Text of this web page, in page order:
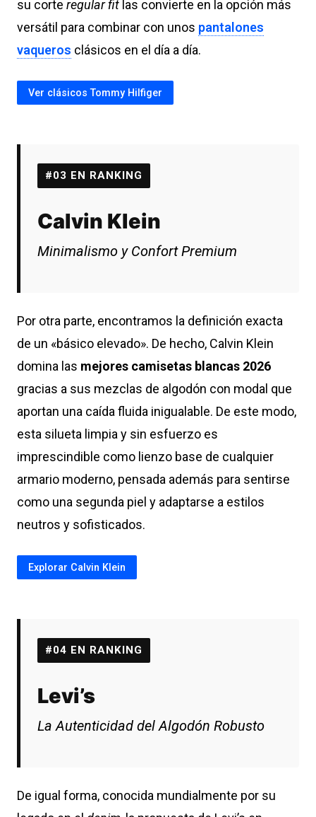
su corte regular fit las convierte en la opción más
versátil para combinar con unos pantalones
vaqueros clásicos en el día a día.
Ver clásicos Tommy Hilfiger
#03 EN RANKING
Calvin Klein
Minimalismo y Confort Premium
Por otra parte, encontramos la definición exacta
de un «básico elevado». De hecho, Calvin Klein
domina las mejores camisetas blancas 2026
gracias a sus mezclas de algodón con modal que
aportan una caída fluida inigualable. De este modo,
esta silueta limpia y sin esfuerzo es
imprescindible como lienzo base de cualquier
armario moderno, pensada además para sentirse
como una segunda piel y adaptarse a estilos
neutros y sofisticados.
Explorar Calvin Klein
#04 EN RANKING
Levi’s
La Autenticidad del Algodón Robusto
De igual forma, conocida mundialmente por su